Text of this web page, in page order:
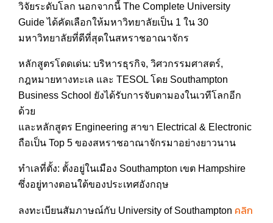
วิจัยระดับโลก นอกจากนี้ The Complete University
Guide ได้คัดเลือกให้มหาวิทยาลัยเป็น 1 ใน 30
มหาวิทยาลัยที่ดีที่สุดในสหราชอาณาจักร
หลักสูตรโดดเด่น: บริหารธุรกิจ, วิศวกรรมศาสตร์,
กฎหมายทางทะเล และ TESOL โดย Southampton
Business School ยังได้รับการจับตามองในเวทีโลกอีก
ด้วย
และหลักสูตร Engineering สาขา Electrical & Electronic
ถือเป็น Top 5 ของสหราชอาณาจักรมาอย่างยาวนาน
ทำเลที่ตั้ง: ตั้งอยู่ในเมือง Southampton เขต Hampshire
ซึ่งอยู่ทางตอนใต้ของประเทศอังกฤษ
ลงทะเบียนสัมภาษณ์กับ University of Southampton คลิก